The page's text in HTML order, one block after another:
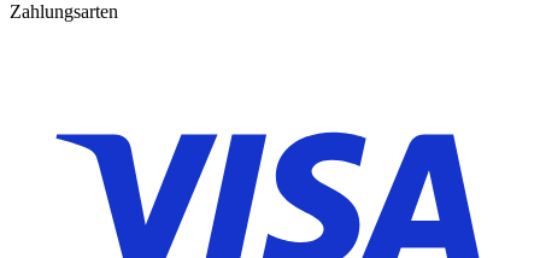
Zahlungsarten